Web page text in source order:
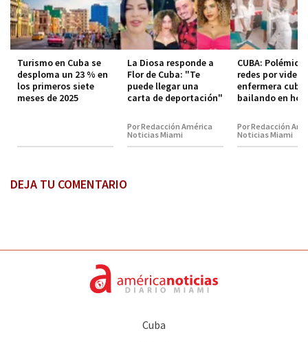
Turismo en Cuba se
desploma un 23 % en
los primeros siete
meses de 2025
La Diosa responde a
Flor de Cuba: "Te
puede llegar una
carta de deportación"
Por Redacción América
Noticias Miami
CUBA: Polémica
redes por video
enfermera
bailando en
Por Redacción
Noticias Miami
DEJA TU COMENTARIO
Cuba